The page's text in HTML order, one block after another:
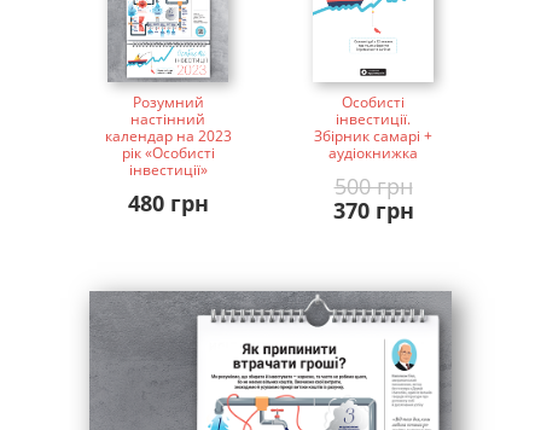
Розумний
настінний
календар на 2023
рік «Особисті
інвестиції»
480 грн
Особисті
інвестиції.
Збірник самарі +
аудіокнижка
500 грн
370 грн